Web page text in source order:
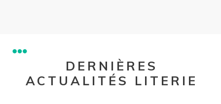
DERNIÈRES
ACTUALITÉS LITERIE